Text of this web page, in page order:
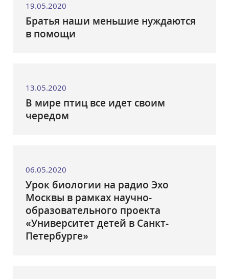
19.05.2020
Братья наши меньшие нуждаются
в помощи
13.05.2020
В мире птиц все идет своим
чередом
06.05.2020
Урок биологии на радио Эхо
Москвы в рамках научно-
образовательного проекта
«Университет детей в Санкт-
Петербурге»